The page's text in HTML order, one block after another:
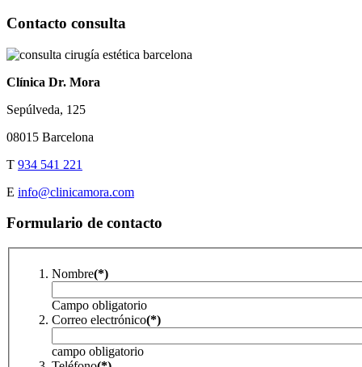
Contacto consulta
Clínica Dr. Mora
Sepúlveda, 125
08015 Barcelona
T 934 541 221
E info@clinicamora.com
Formulario de contacto
Nombre(*)
Campo obligatorio
Correo electrónico(*)
campo obligatorio